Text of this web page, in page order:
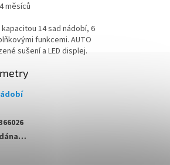
měsíců
14 sad nádobí, 6
funkcemi. AUTO
sušení a LED displej.